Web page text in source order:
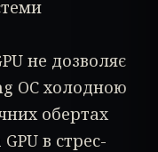
не дозволяє
OC холодною
обертах
в стрес-